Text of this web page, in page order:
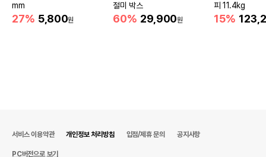
mm
27% 5,800원
절미 박스
60% 29,900원
피 11.4kg
15%
서비스 이용약관 개인정보 처리방침 입점/제휴 문의 공지사항
PC버전으로 보기